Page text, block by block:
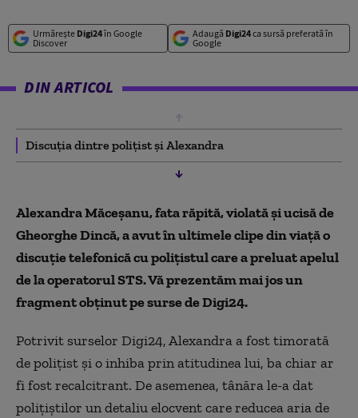
Urmărește Digi24în Google
Discover
Adaugă Digi24ca sursă preferată în
Google
DIN ARTICOL
Discuția dintre polițist și Alexandra
Alexandra Măceșanu, fata răpită, violată și ucisă de
Gheorghe Dincă, a avut în ultimele clipe din viață o
discuție telefonică cupolițistul care a preluat apelul
de la operatorul STS. Vă prezentăm mai jos un
fragment obținut pe surse de Digi24.
Potrivit surselor Digi24, Alexandra a fost timorată
de polițist și o inhiba prin atitudinea lui, ba chiar ar
fi fost recalcitrant. De asemenea, tânăra le-a dat
polițiștilor un detaliu elocvent care reducea aria de